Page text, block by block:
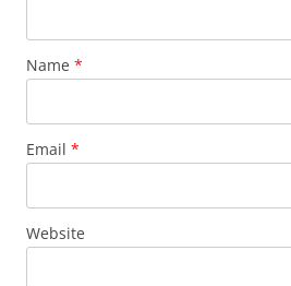
Name *
Email *
Website